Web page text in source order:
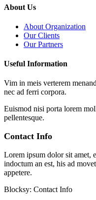
About Us
About Organization
Our Clients
Our Partners
Useful Information
Vim in meis verterem
nec ad ferri corpora.
Euismod nisi porta lorem
pellentesque.
Contact Info
Lorem ipsum dolor sit amet,
indoctum an est, his ad
appetere.
Blocksy: Contact Info